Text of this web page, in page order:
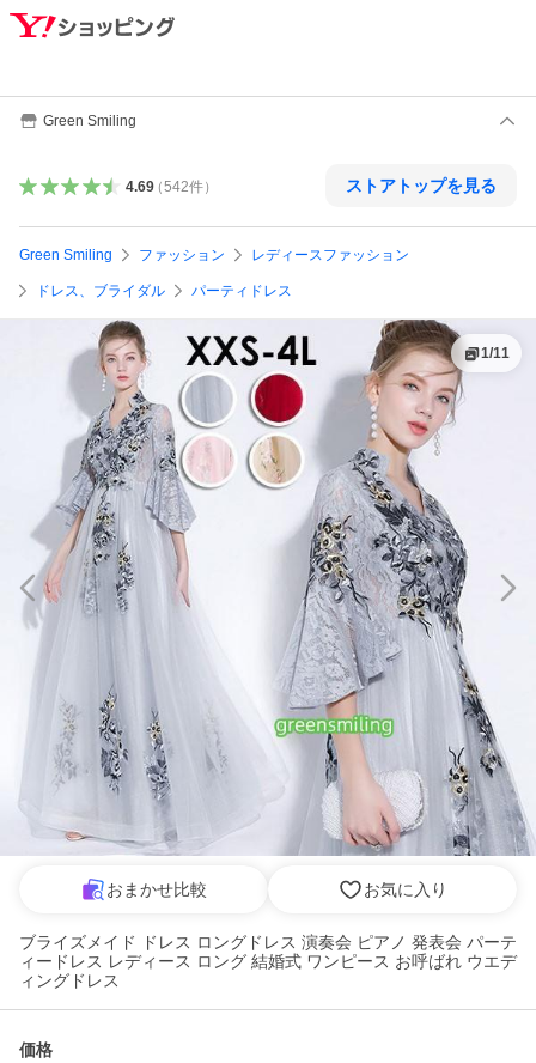
Green Smiling
4.69（542件） ストアトップを見る
Green Smiling ファッション レディースファッション
ドレス、ブライダル パーティドレス
1/11
おまかせ比較 お気に入り
ブライズメイド ドレス ロングドレス 演奏会 ピアノ 発表会 パーテ
ィードレス レディース ロング 結婚式 ワンピース お呼ばれ ウエデ
ィングドレス
価格